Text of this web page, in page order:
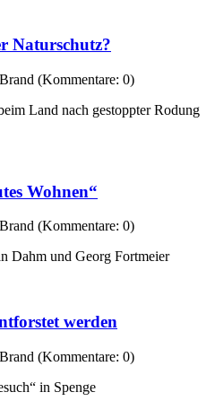
Naturschutz?
(Kommentare: 0)
Land nach gestoppter Rodung
Wohnen“
(Kommentare: 0)
Dahm und Georg Fortmeier
werden
(Kommentare: 0)
in Spenge